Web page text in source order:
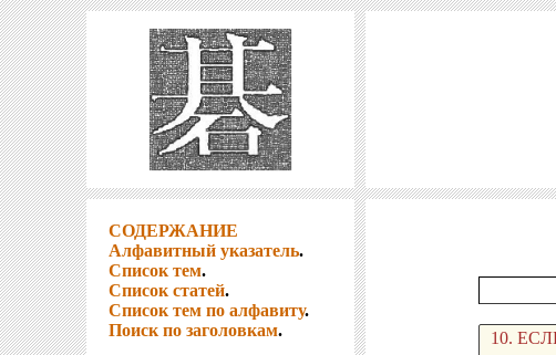
СОДЕРЖАНИЕ
Алфавитный указатель.
Список тем.
Список статей.
Список тем по алфавиту.
Поиск по заголовкам.